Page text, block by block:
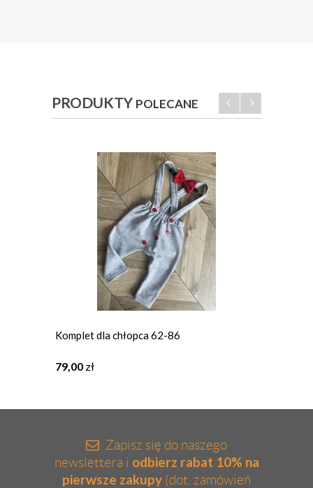
PRODUKTY POLECANE
Komplet dla chłopca 62-86
79,00 zł
Zapisz się do naszego
newslettera i odbierz rabat 10% na
pierwsze zakupy (dot. zamówień